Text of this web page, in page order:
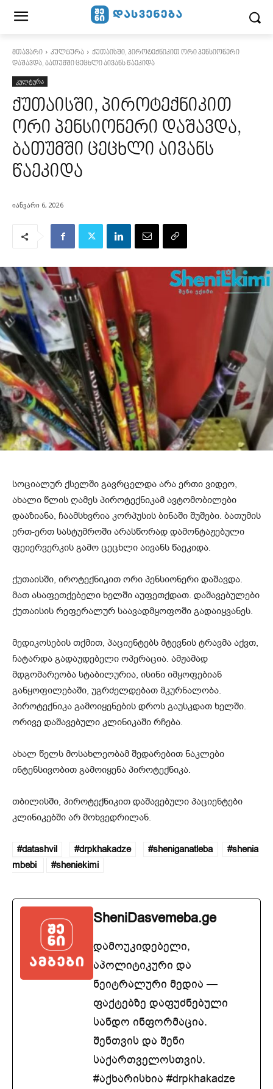
მთავარი კულტურა
ქუთაისში, პიროტექნიკით ორი პენსიონერი
დაშავდა, ბათუმში ცეცხლი აივანს წაეკიდა
კულტურა
ქუთაისში, პიროტექნიკით
ორი პენსიონერი დაშავდა,
ბათუმში ცეცხლი აივანს
წაეკიდა
იანვარი 6, 2026
სოციალურ ქსელში გავრცელდა არა ერთი ვიდეო,
ახალი წლის ღამეს პიროტექნიკამ ავტომობილები
დააზიანა, ჩაამსხვრია კორპუსის ბინაში შუშები. ბათუმის
ერთ-ერთ სასტუმროში არასწორად დამონტაჟებული
ფეიერვერკის გამო ცეცხლი აივანს წაეკიდა.
ქუთაისში, იროტექნიკით ორი პენსიონერი დაშავდა.
მათ ასაფეთქებელი ხელში აუფეთქდათ. დაშავებულები
ქუთაისის რეფერალურ საავადმყოფოში გადაიყვანეს.
მედიკოსების თქმით, პაციენტებს მტევნის ტრავმა აქვთ,
ჩატარდა გადაუდებელი ოპერაცია. ამჟამად
მდგომარეობა სტაბილურია, ისინი იმყოფებიან
განყოფილებაში, უგრძელდებათ მკურნალობა.
პიროტექნიკა გამოიყენების დროს გაუსკდათ ხელში.
ორივე დაშავებული კლინიკაში რჩება.
ახალ წელს მოსახლეობამ შედარებით ნაკლები
ინტენსივობით გამოიყენა პიროტექნიკა.
თბილისში, პიროტექნიკით დაშავებული პაციენტები
კლინიკებში არ მოხვედრილან.
#datashvil #drpkhakadze #sheniganatleba
#shenia
mbebi
#sheniekimi
SheniDasvemeba.ge
დამოუკიდებელი,
აპოლიტიკური და
ნეიტრალური მედია —
ფაქტებზე დაფუძნებული
სანდო ინფორმაცია.
შენთვის და შენი
საქართველოსთვის.
#აქხარისხია #drpkhakadze